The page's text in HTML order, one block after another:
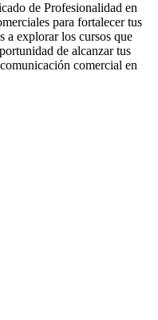
de Profesionalidad en
para fortalecer tus
a explorar los cursos que
de alcanzar tus
comercial en